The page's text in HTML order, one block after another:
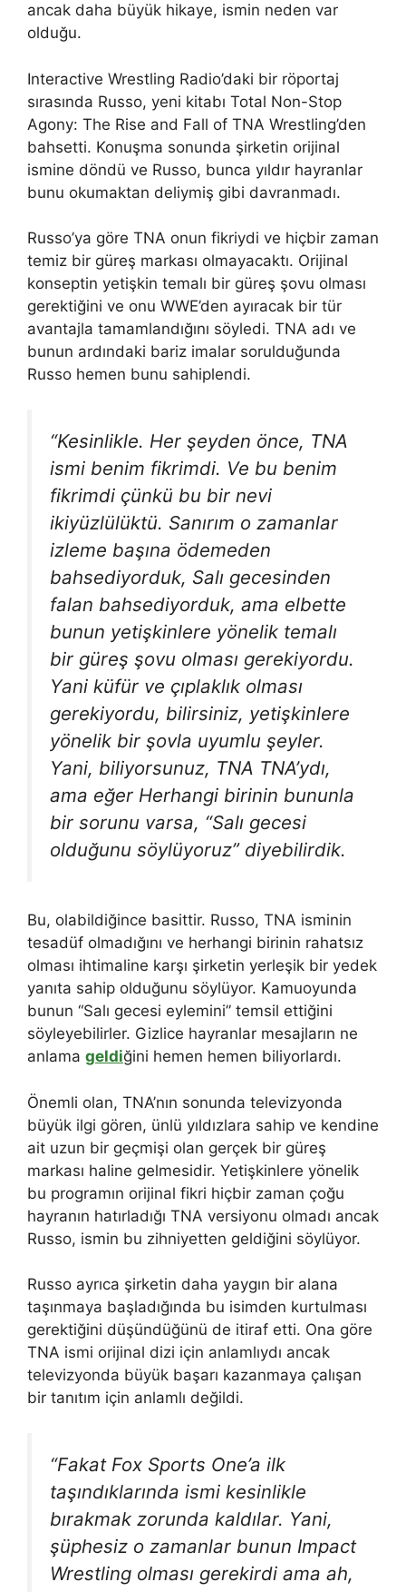
ancak daha büyük hikaye, ismin neden var
olduğu.
Interactive Wrestling Radio’daki bir röportaj
sırasında Russo, yeni kitabı Total Non-Stop
Agony: The Rise and Fall of TNA Wrestling’den
bahsetti. Konuşma sonunda şirketin orijinal
ismine döndü ve Russo, bunca yıldır hayranlar
bunu okumaktan deliymiş gibi davranmadı.
Russo’ya göre TNA onun fikriydi ve hiçbir zaman
temiz bir güreş markası olmayacaktı. Orijinal
konseptin yetişkin temalı bir güreş şovu olması
gerektiğini ve onu WWE’den ayıracak bir tür
avantajla tamamlandığını söyledi. TNA adı ve
bunun ardındaki bariz imalar sorulduğunda
Russo hemen bunu sahiplendi.
“Kesinlikle. Her şeyden önce, TNA
ismi benim fikrimdi. Ve bu benim
fikrimdi çünkü bu bir nevi
ikiyüzlülüktü. Sanırım o zamanlar
izleme başına ödemeden
bahsediyorduk, Salı gecesinden
falan bahsediyorduk, ama elbette
bunun yetişkinlere yönelik temalı
bir güreş şovu olması gerekiyordu.
Yani küfür ve çıplaklık olması
gerekiyordu, bilirsiniz, yetişkinlere
yönelik bir şovla uyumlu şeyler.
Yani, biliyorsunuz, TNA TNA’ydı,
ama eğer Herhangi birinin bununla
bir sorunu varsa, “Salı gecesi
olduğunu söylüyoruz” diyebilirdik.
Bu, olabildiğince basittir. Russo, TNA isminin
tesadüf olmadığını ve herhangi birinin rahatsız
olması ihtimaline karşı şirketin yerleşik bir yedek
yanıta sahip olduğunu söylüyor. Kamuoyunda
bunun “Salı gecesi eylemini” temsil ettiğini
söyleyebilirler. Gizlice hayranlar mesajların ne
anlama geldiğini hemen hemen biliyorlardı.
Önemli olan, TNA’nın sonunda televizyonda
büyük ilgi gören, ünlü yıldızlara sahip ve kendine
ait uzun bir geçmişi olan gerçek bir güreş
markası haline gelmesidir. Yetişkinlere yönelik
bu programın orijinal fikri hiçbir zaman çoğu
hayranın hatırladığı TNA versiyonu olmadı ancak
Russo, ismin bu zihniyetten geldiğini söylüyor.
Russo ayrıca şirketin daha yaygın bir alana
taşınmaya başladığında bu isimden kurtulması
gerektiğini düşündüğünü de itiraf etti. Ona göre
TNA ismi orijinal dizi için anlamlıydı ancak
televizyonda büyük başarı kazanmaya çalışan
bir tanıtım için anlamlı değildi.
“Fakat Fox Sports One’a ilk
taşındıklarında ismi kesinlikle
bırakmak zorunda kaldılar. Yani,
şüphesiz o zamanlar bunun Impact
Wrestling olması gerekirdi ama ah,